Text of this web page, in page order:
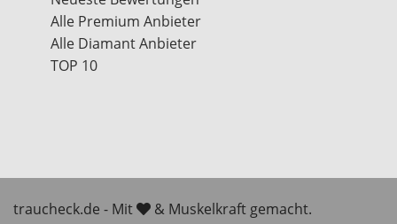
Alle Premium Anbieter
Alle Diamant Anbieter
TOP 10
traucheck.de - Mit
& Muskelkraft gemacht.